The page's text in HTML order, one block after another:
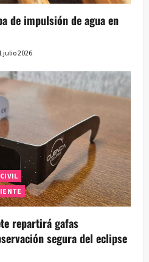
de impulsión de agua en
julio 2026
repartirá gafas
segura del eclipse